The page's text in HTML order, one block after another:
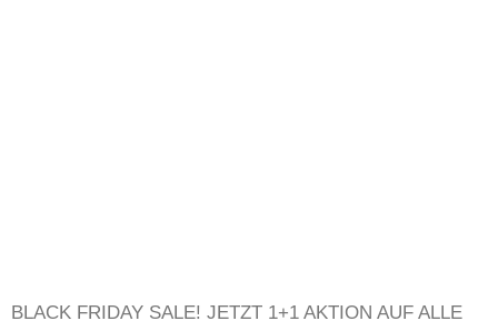
BLACK FRIDAY SALE! JETZT 1+1 AKTION AUF ALLE